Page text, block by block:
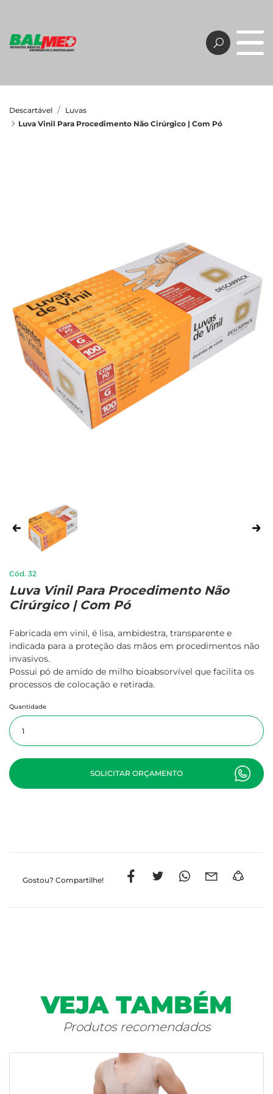
Descartável
Luvas
Luva Vinil Para Procedimento Não Cirúrgico | Com Pó
32
Luva Vinil Para Procedimento Não
Cirúrgico | Com Pó
Fabricada em vinil, é lisa, ambidestra, transparente e
indicada para a proteção das mãos em procedimentos não
invasivos.
Possui pó de amido de milho bioabsorvível que facilita os
processos de colocação e retirada.
Quantidade
SOLICITAR ORÇAMENTO
Gostou? Compartilhe!
VEJA TAMBÉM
Produtos recomendados